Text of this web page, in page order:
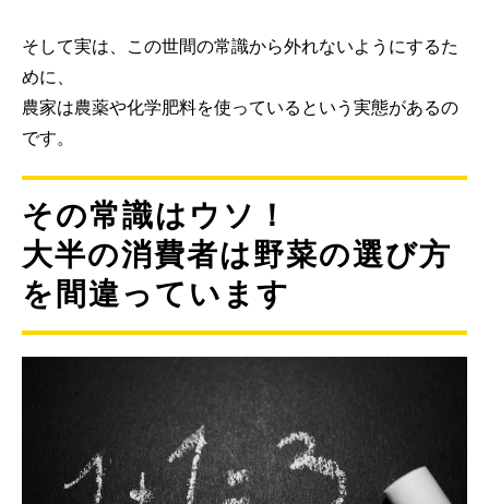
そして実は、この世間の常識から外れないようにするた
めに、
農家は農薬や化学肥料を使っているという実態があるの
です。
その常識はウソ！
大半の消費者は野菜の選び方
を間違っています